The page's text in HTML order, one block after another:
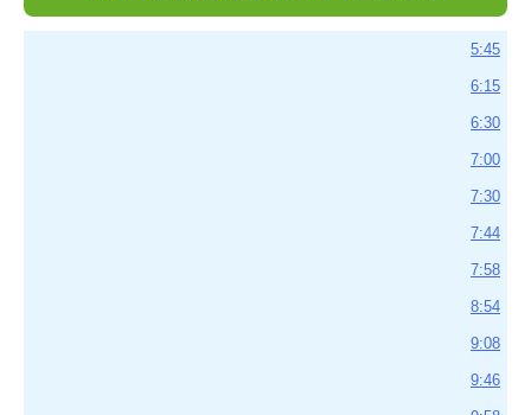
5:45
6:15
6:30
7:00
7:30
7:44
7:58
8:54
9:08
9:46